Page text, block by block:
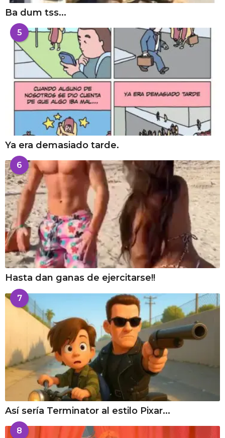
Ba dum tss...
5
Ya era demasiado tarde.
6
Hasta dan ganas de ejercitarse!!
7
Así sería Terminator al estilo Pixar...
8